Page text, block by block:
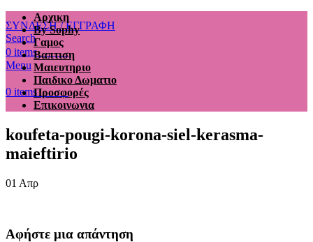
ΣΥΝΔΕΣΗ / ΕΓΓΡΑΦΗ
Search
0 items €0.00
Menu
0 items €0.00
Αρχικη
By Sophy
Γαμος
Βαπτιση
Μαιευτηριο
Παιδικο Δωματιο
Προσφορές
Επικοινωνια
koufeta-pougi-korona-siel-kerasma-
maieftirio
01 Απρ
Αφήστε μια απάντηση